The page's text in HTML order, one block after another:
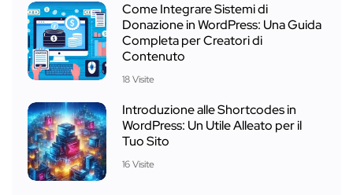
Come Integrare Sistemi di
Donazione in WordPress: Una Guida
Completa per Creatori di
Contenuto
18 Visite
Introduzione alle Shortcodes in
WordPress: Un Utile Alleato per il
Tuo Sito
16 Visite